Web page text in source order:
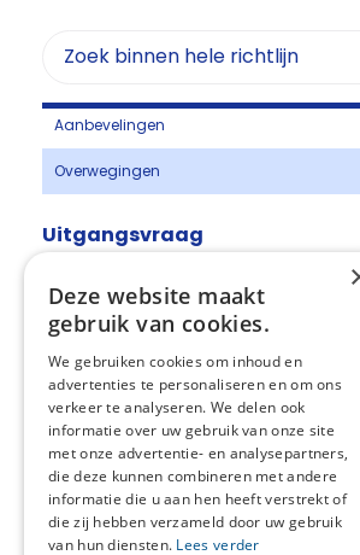
Aanbevelingen
Overwegingen
Uitgangsvraag
Hoe wordt een passend revalidatietraject
wervelmetastasen vastgesteld?
Aanbevelingen
De werkgroep is van mening dat er,
van neurologische uitval, een passend
vastgesteld dient te worden, door middel
beoordeling van de patiënt volgens ICF
Classification of Functioning, Disability
methodiek.
Deze website maakt
gebruik van cookies.
We gebruiken cookies om inhoud en
advertenties te personaliseren en om ons
verkeer te analyseren. We delen ook
informatie over uw gebruik van onze site
met onze advertentie- en analysepartners,
die deze kunnen combineren met andere
informatie die u aan hen heeft verstrekt of
die zij hebben verzameld door uw gebruik
van hun diensten. Lees verder